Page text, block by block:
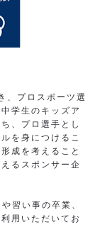
、プロスポーツ選
学生のキッズア
、プロ選手とし
を身につけるこ
成を考えること
るスポンサー企
習い事の卒業、
用いただいてお